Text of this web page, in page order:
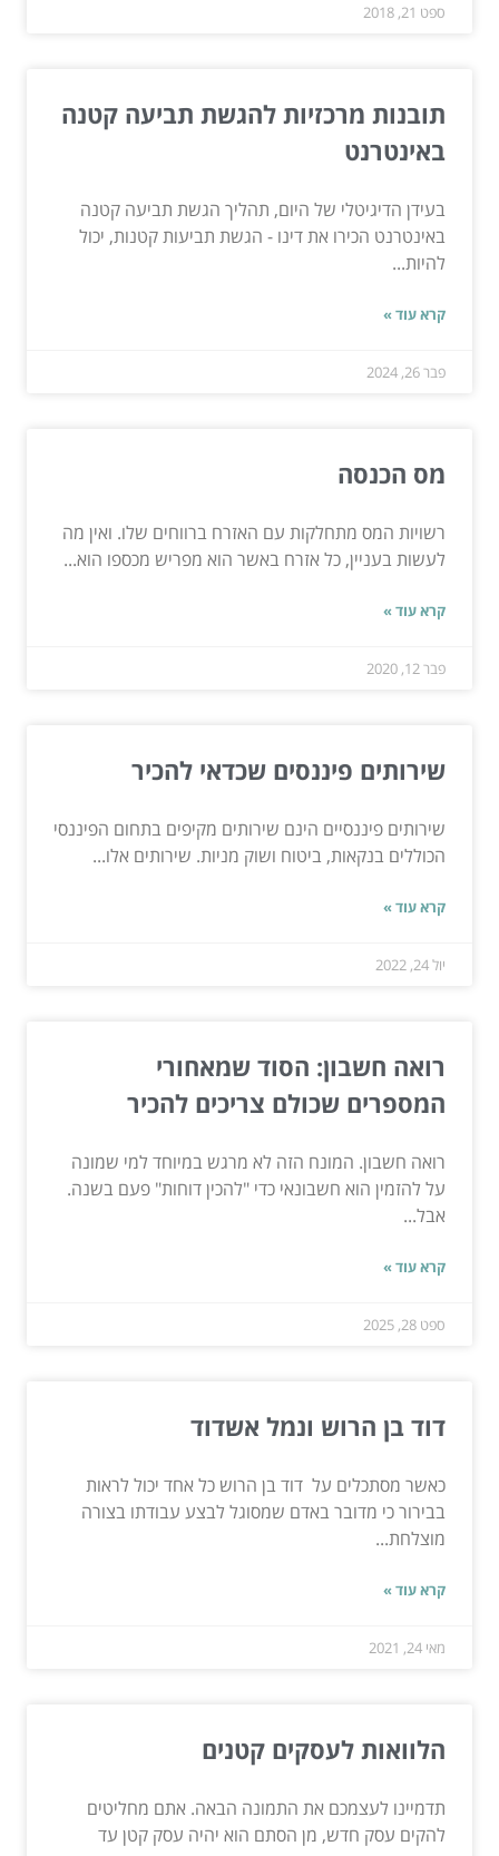
ספט 21, 2018
תובנות מרכזיות להגשת תביעה קטנה
באינטרנט
בעידן הדיגיטלי של היום, תהליך הגשת תביעה קטנה
באינטרנט הכירו את דינו - הגשת תביעות קטנות, יכול
להיות...
קרא עוד »
פבר 26, 2024
מס הכנסה
רשויות המס מתחלקות עם האזרח ברווחים שלו. ואין מה
לעשות בעניין, כל אזרח באשר הוא מפריש מכספו הוא...
קרא עוד »
פבר 12, 2020
שירותים פיננסים שכדאי להכיר
שירותים פיננסיים הינם שירותים מקיפים בתחום הפיננסי
הכוללים בנקאות, ביטוח ושוק מניות. שירותים אלו...
קרא עוד »
יול 24, 2022
רואה חשבון: הסוד שמאחורי
המספרים שכולם צריכים להכיר
רואה חשבון. המונח הזה לא מרגש במיוחד למי שמונה
על להזמין הוא חשבונאי כדי "להכין דוחות" פעם בשנה.
אבל...
קרא עוד »
ספט 28, 2025
דוד בן הרוש ונמל אשדוד
כאשר מסתכלים על דוד בן הרוש כל אחד יכול לראות
בבירור כי מדובר באדם שמסוגל לבצע עבודתו בצורה
מוצלחת...
קרא עוד »
מאי 24, 2021
הלוואות לעסקים קטנים
תדמיינו לעצמכם את התמונה הבאה. אתם מחליטים
להקים עסק חדש, מן הסתם הוא יהיה עסק קטן עד